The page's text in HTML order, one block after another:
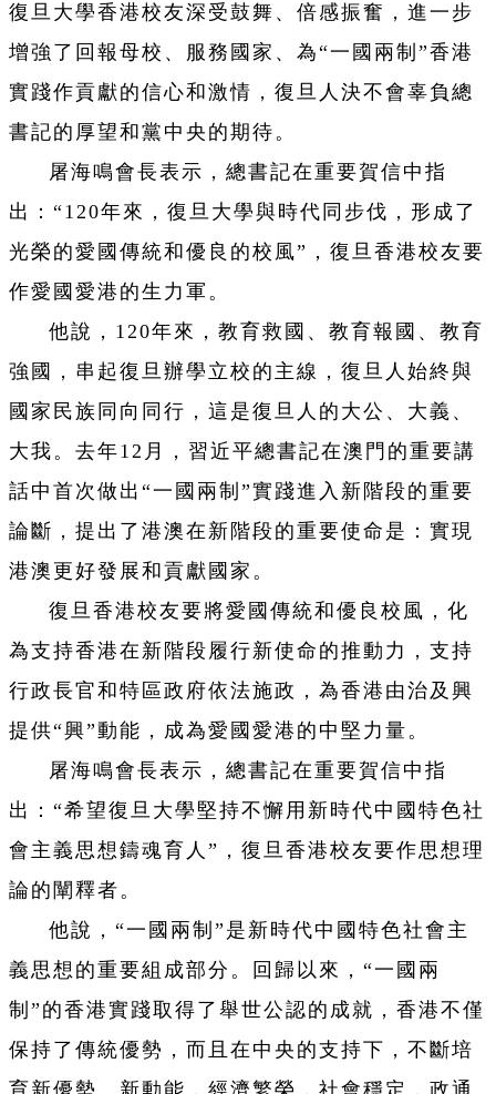
復旦大學香港校友深受鼓舞、倍感振奮，進一步
增強了回報母校、服務國家、為“一國兩制”香港
實踐作貢獻的信心和激情，復旦人決不會辜負總
書記的厚望和黨中央的期待。
屠海鳴會長表示，總書記在重要賀信中指
出：“120年來，復旦大學與時代同步伐，形成了
光榮的愛國傳統和優良的校風”，復旦香港校友要
作愛國愛港的生力軍。
他說，120年來，教育救國、教育報國、教育
強國，串起復旦辦學立校的主線，復旦人始終與
國家民族同向同行，這是復旦人的大公、大義、
大我。去年12月，習近平總書記在澳門的重要講
話中首次做出“一國兩制”實踐進入新階段的重要
論斷，提出了港澳在新階段的重要使命是：實現
港澳更好發展和貢獻國家。
復旦香港校友要將愛國傳統和優良校風，化
為支持香港在新階段履行新使命的推動力，支持
行政長官和特區政府依法施政，為香港由治及興
提供“興”動能，成為愛國愛港的中堅力量。
屠海鳴會長表示，總書記在重要賀信中指
出：“希望復旦大學堅持不懈用新時代中國特色社
會主義思想鑄魂育人”，復旦香港校友要作思想理
論的闡釋者。
他說，“一國兩制”是新時代中國特色社會主
義思想的重要組成部分。回歸以來，“一國兩
制”的香港實踐取得了舉世公認的成就，香港不僅
保持了傳統優勢，而且在中央的支持下，不斷培